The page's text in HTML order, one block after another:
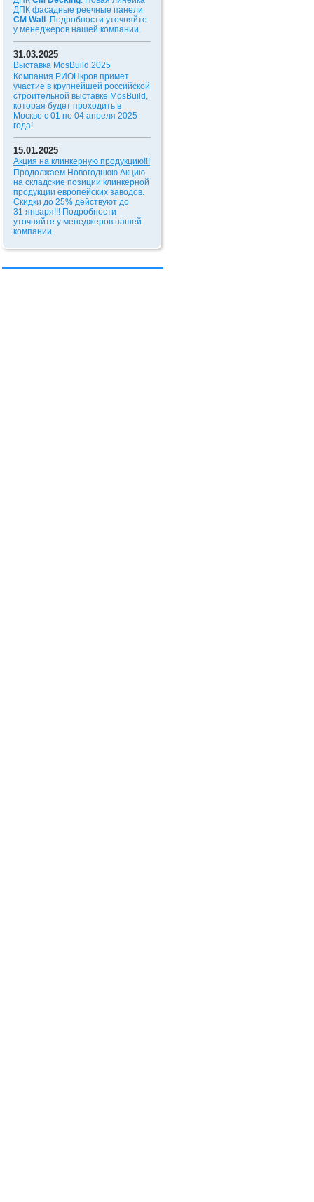
ДПК фасадные реечные панели
CM Wall . Подробности уточняйте
у менеджеров нашей компании.
31.03.2025
Выставка MosBuild 2025
Компания РИОНкров примет
участие в крупнейшей российской
строительной выставке MosBuild,
которая будет проходить в
Москве с 01 по 04 апреля 2025
года!
15.01.2025
Акция на клинкерную продукцию!!!
Продолжаем Новогоднюю Акцию
на складские позиции клинкерной
продукции европейских заводов.
Скидки до 25% действуют до
31 января!!! Подробности
уточняйте у менеджеров нашей
компании.